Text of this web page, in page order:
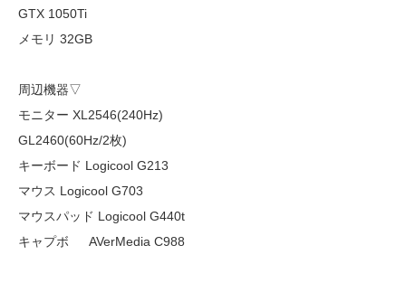
GTX 1050Ti
メモリ 32GB
周辺機器▽
モニター XL2546(240Hz)
GL2460(60Hz/2枚)
キーボード Logicool G213
マウス Logicool G703
マウスパッド Logicool G440t
キャプボ AVerMedia C988